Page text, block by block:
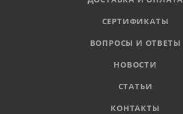
СЕРТИФИКАТЫ
ВОПРОСЫ И ОТВЕТЫ
НОВОСТИ
СТАТЬИ
КОНТАКТЫ